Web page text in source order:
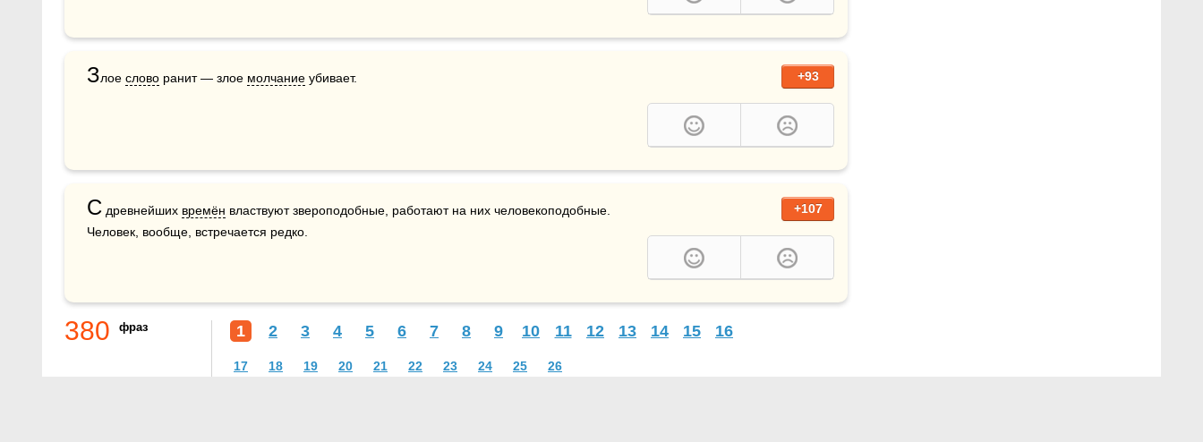
+93
Злое слово ранит — злое молчание убивает.
+107
С древнейших времён властвуют звероподобные, работают на них человекоподобные.
Человек, вообще, встречается редко.
380 фраз 1 2 3 4 5 6 7 8 9 10 11 12 13 14 15 16
17 18 19 20 21 22 23 24 25 26